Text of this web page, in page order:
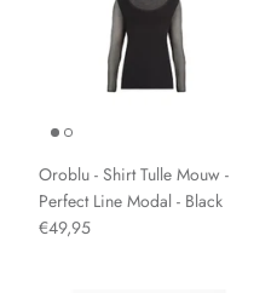
Oroblu - Shirt Tulle Mouw -
Perfect Line Modal - Black
€49,95